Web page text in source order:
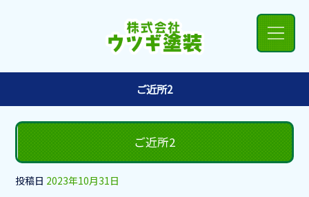
ご近所2
ご近所2
投稿日 2023年10月31日